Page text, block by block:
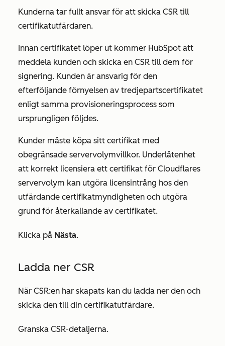
Kunderna tar fullt ansvar för att skicka CSR till
certifikatutfärdaren.
Innan certifikatet löper ut kommer HubSpot att
meddela kunden och skicka en CSR till dem för
signering. Kunden är ansvarig för den
efterföljande förnyelsen av tredjepartscertifikatet
enligt samma provisioneringsprocess som
ursprungligen följdes.
Kunder måste köpa sitt certifikat med
obegränsade servervolymvillkor. Underlåtenhet
att korrekt licensiera ett certifikat för Cloudflares
servervolym kan utgöra licensintrång hos den
utfärdande certifikatmyndigheten och utgöra
grund för återkallande av certifikatet.
Klicka på Nästa.
Ladda ner CSR
När CSR:en har skapats kan du ladda ner den och
skicka den till din certifikatutfärdare.
Granska CSR-detaljerna.